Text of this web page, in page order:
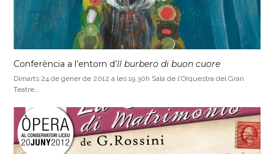
Conferència a l’entorn d’Il burbero di buon cuore
Dimarts 24 de gener de 2012 a les 19.30h Sala de l'Orquestra del Gran
Teatre…